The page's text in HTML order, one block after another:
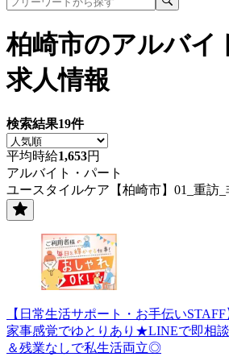
柏崎市のアルバイ
求人情報
検索結果19件
平均時給1,653円
アルバイト・パート
ユースタイルケア【柏崎市】01_重訪_
【日常生活サポート・お手伝い
家事感覚でゆとりあり★LINEで即相
＆残業なしで私生活両立◎